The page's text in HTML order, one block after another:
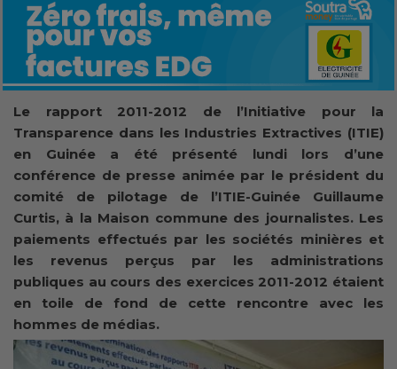
Le rapport 2011-2012 de l’Initiative pour la
Transparence dans les Industries Extractives (ITIE)
en Guinée a été présenté lundi lors d’une
conférence de presse animée par le président du
comité de pilotage de l’ITIE-Guinée Guillaume
Curtis, à la Maison commune des journalistes. Les
paiements effectués par les sociétés minières et
les revenus perçus par les administrations
publiques au cours des exercices 2011-2012 étaient
en toile de fond de cette rencontre avec les
hommes de médias.